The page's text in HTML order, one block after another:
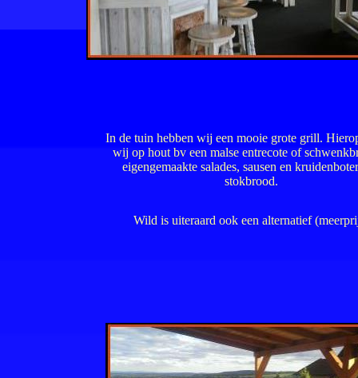
In de tuin hebben wij een mooie grote grill.
wij op hout bv een malse entrecote of
eigengemaakte salades, sausen en
stokbrood.
Wild is uiteraard ook een alternatief